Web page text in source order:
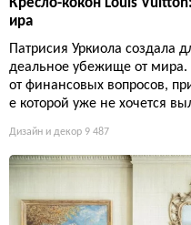
Кресло-кокон Louis
ира
Патрисия Уркиола создала
деальное убежище от мира.
от финансовых вопросов,
е которой уже не хочется
Дизайн и декор 9 487